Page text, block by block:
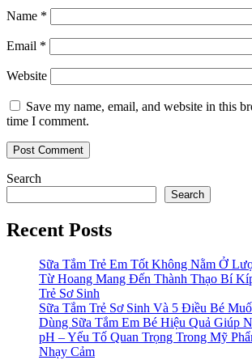
Name *
Email *
Website
Save my name, email, and website in this
time I comment.
Search
Search
Recent Posts
Sữa Tắm Trẻ Em Tốt Không Nằm Ở
Từ Hoang Mang Đến Thành Thạo Bí
Trẻ Sơ Sinh
Sữa Tắm Trẻ Sơ Sinh Và 5 Điều Bé
Dùng Sữa Tắm Em Bé Hiệu Quả Giúp
pH – Yếu Tố Quan Trọng Trong Mỹ
Nhạy Cảm